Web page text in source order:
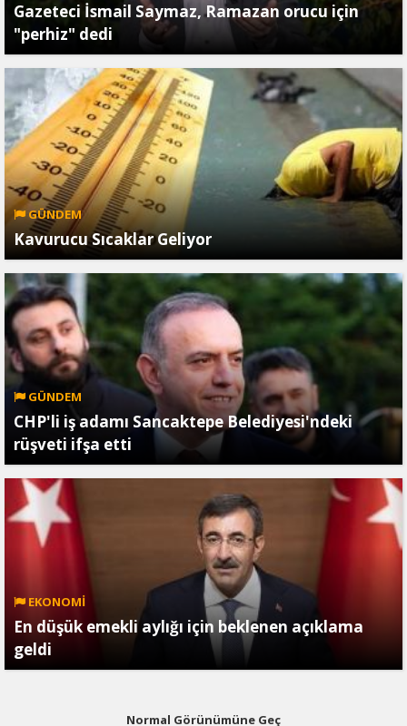
Gazeteci İsmail Saymaz, Ramazan orucu için
"perhiz" dedi
GÜNDEM
Kavurucu Sıcaklar Geliyor
GÜNDEM
CHP'li iş adamı Sancaktepe Belediyesi'ndeki
rüşveti ifşa etti
EKONOMİ
En düşük emekli aylığı için beklenen açıklama
geldi
Normal Görünümüne Geç